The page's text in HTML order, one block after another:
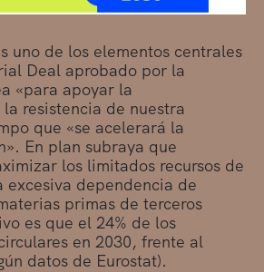
uno de los elementos centrales
Deal aprobado por la
«para apoyar la
resistencia de nuestra
que «se acelerará la
En plan subraya que
los limitados recursos de
excesiva dependencia de
primas de terceros
es que el 24% de los
en 2030, frente al
datos de Eurostat).